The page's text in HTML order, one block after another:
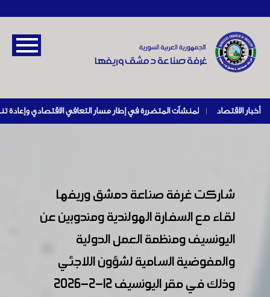
أخبار الاقتصاد |
شاركت غرفة صناعة دمشق وريفها
لقاء مع السفارة الهولندية ومندوبين عن
اليونسيف ومنظمة العمل الدولية
والمفوضية السامية لشؤون اللاجئي
وذلك في مقر اليونسيف 12-2-2026